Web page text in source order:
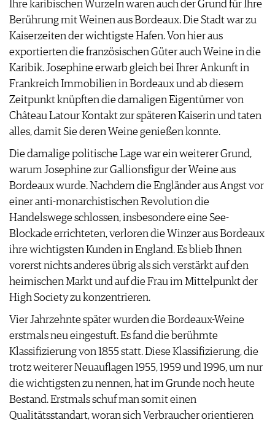
Ihre karibischen Wurzeln waren auch der Grund für Ihre
Berührung mit Weinen aus Bordeaux. Die Stadt war zu
Kaiserzeiten der wichtigste Hafen. Von hier aus
exportierten die französischen Güter auch Weine in die
Karibik. Josephine erwarb gleich bei Ihrer Ankunft in
Frankreich Immobilien in Bordeaux und ab diesem
Zeitpunkt knüpften die damaligen Eigentümer von
Château Latour Kontakt zur späteren Kaiserin und taten
alles, damit Sie deren Weine genießen konnte.
Die damalige politische Lage war ein weiterer Grund,
warum Josephine zur Gallionsfigur der Weine aus
Bordeaux wurde. Nachdem die Engländer aus Angst vor
einer anti-monarchistischen Revolution die
Handelswege schlossen, insbesondere eine See-
Blockade errichteten, verloren die Winzer aus Bordeaux
ihre wichtigsten Kunden in England. Es blieb Ihnen
vorerst nichts anderes übrig als sich verstärkt auf den
heimischen Markt und auf die Frau im Mittelpunkt der
High Society zu konzentrieren.
Vier Jahrzehnte später wurden die Bordeaux-Weine
erstmals neu eingestuft. Es fand die berühmte
Klassifizierung von 1855 statt. Diese Klassifizierung, die
trotz weiterer Neuauflagen 1955, 1959 und 1996, um nur
die wichtigsten zu nennen, hat im Grunde noch heute
Bestand. Erstmals schuf man somit einen
Qualitätsstandart, woran sich Verbraucher orientieren